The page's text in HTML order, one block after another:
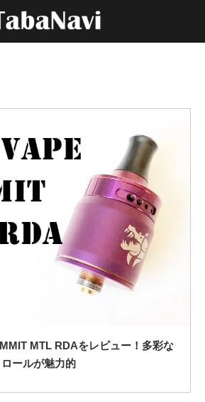
MTL RDAをレビュー！多彩な
ールが魅力的